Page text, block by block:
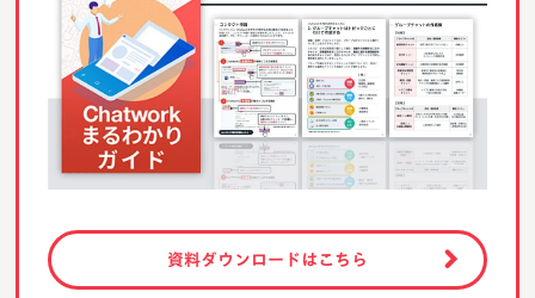
資料ダウンロードはこちら